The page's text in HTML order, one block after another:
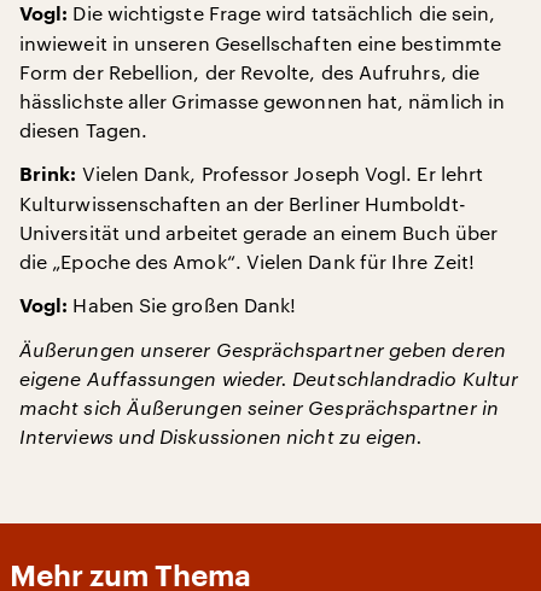
Vogl: Die wichtigste Frage wird tatsächlich die sein,
inwieweit in unseren Gesellschaften eine bestimmte
Form der Rebellion, der Revolte, des Aufruhrs, die
hässlichste aller Grimasse gewonnen hat, nämlich in
diesen Tagen.
Brink: Vielen Dank, Professor Joseph Vogl. Er lehrt
Kulturwissenschaften an der Berliner Humboldt-
Universität und arbeitet gerade an einem Buch über
die „Epoche des Amok“. Vielen Dank für Ihre Zeit!
Vogl: Haben Sie großen Dank!
Äußerungen unserer Gesprächspartner geben deren
eigene Auffassungen wieder. Deutschlandradio Kultur
macht sich Äußerungen seiner Gesprächspartner in
Interviews und Diskussionen nicht zu eigen.
Mehr zum Thema